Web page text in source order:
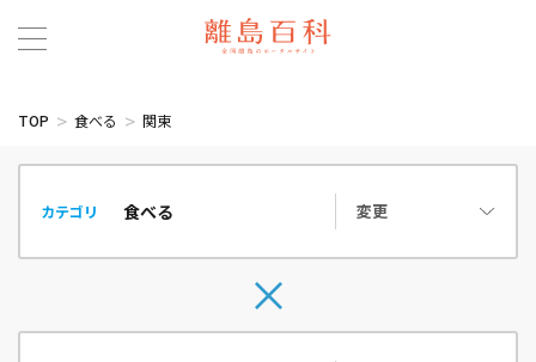
TOP 食べる 関東
カテゴリ 変更